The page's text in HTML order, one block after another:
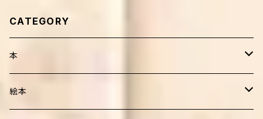
CATEGORY
本
健康・療法・医薬
絵本